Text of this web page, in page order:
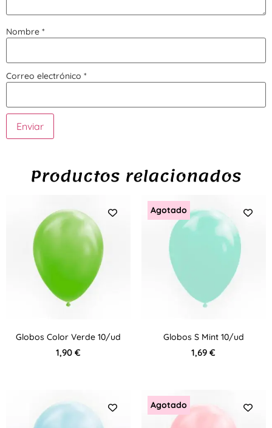
Nombre *
Correo electrónico *
Productos relacionados
Globos Color Verde 10/ud
1,90€
Agotado
Globos S Mint 10/ud
1,69€
Agotado